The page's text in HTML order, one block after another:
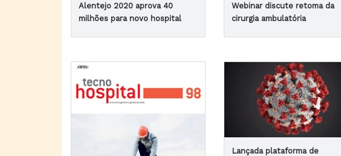
Alentejo 2020 aprova 40
milhões para novo hospital
Webinar discute retoma da
cirurgia ambulatória
Lançada plataforma de